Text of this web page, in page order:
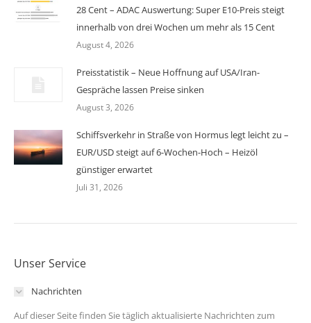
28 Cent – ADAC Auswertung: Super E10-Preis steigt
innerhalb von drei Wochen um mehr als 15 Cent
August 4, 2026
Preisstatistik – Neue Hoffnung auf USA/Iran-
Gespräche lassen Preise sinken
August 3, 2026
Schiffsverkehr in Straße von Hormus legt leicht zu –
EUR/USD steigt auf 6-Wochen-Hoch – Heizöl
günstiger erwartet
Juli 31, 2026
Unser Service
Nachrichten
Auf dieser Seite finden Sie täglich aktualisierte Nachrichten zum